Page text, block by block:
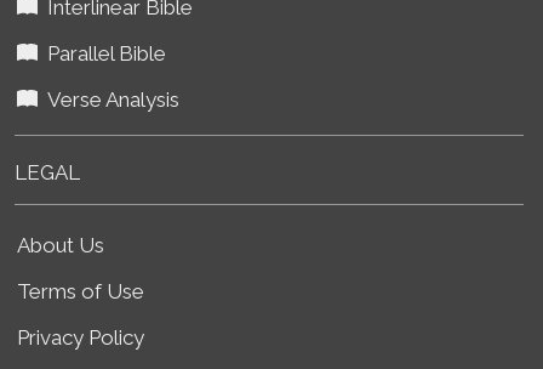
Interlinear Bible
Parallel Bible
Verse Analysis
LEGAL
About Us
Terms of Use
Privacy Policy